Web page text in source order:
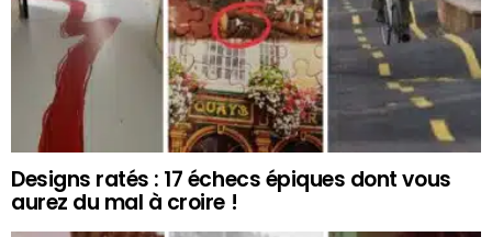
Designs ratés : 17 échecs épiques dont vous
aurez du mal à croire !